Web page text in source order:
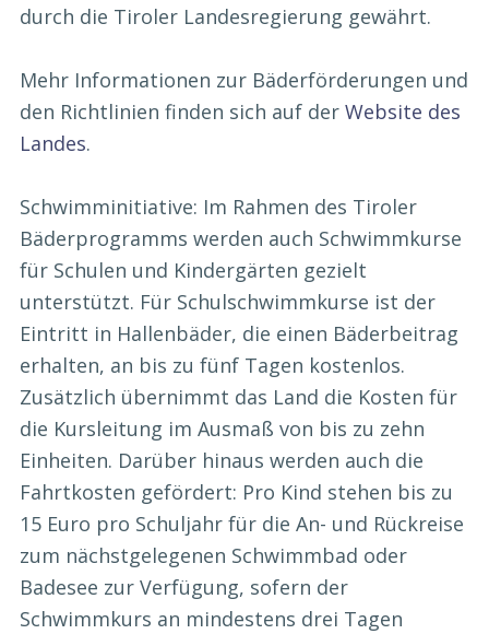
durch die Tiroler Landesregierung gewährt.
Mehr Informationen zur Bäderförderungen und
den Richtlinien finden sich auf der Website des
Landes.
Schwimminitiative: Im Rahmen des Tiroler
Bäderprogramms werden auch Schwimmkurse
für Schulen und Kindergärten gezielt
unterstützt. Für Schulschwimmkurse ist der
Eintritt in Hallenbäder, die einen Bäderbeitrag
erhalten, an bis zu fünf Tagen kostenlos.
Zusätzlich übernimmt das Land die Kosten für
die Kursleitung im Ausmaß von bis zu zehn
Einheiten. Darüber hinaus werden auch die
Fahrtkosten gefördert: Pro Kind stehen bis zu
15 Euro pro Schuljahr für die An- und Rückreise
zum nächstgelegenen Schwimmbad oder
Badesee zur Verfügung, sofern der
Schwimmkurs an mindestens drei Tagen